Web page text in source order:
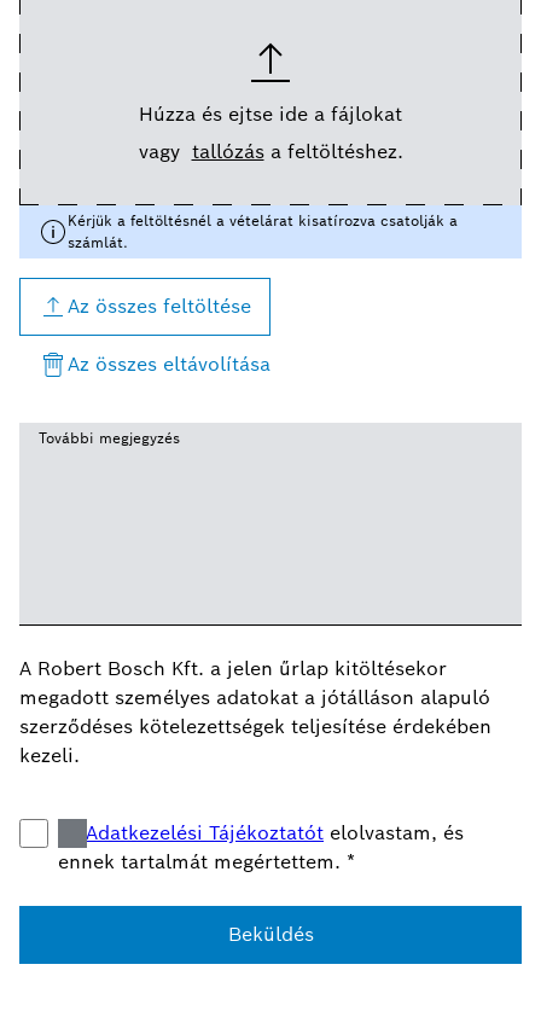
Húzza és ejtse ide a fájlokat
vagy tallózás a feltöltéshez.
Kérjük a feltöltésnél a vételárat kisatírozva csatolják a
számlát.
Az összes feltöltése
Az összes eltávolítása
További megjegyzés
A Robert Bosch Kft. a jelen űrlap kitöltésekor
megadott személyes adatokat a jótálláson alapuló
szerződéses kötelezettségek teljesítése érdekében
kezeli.
Adatkezelési Tájékoztatót elolvastam, és
ennek tartalmát megértettem. *
Beküldés